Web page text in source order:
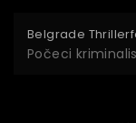
Belgrade
Počeci